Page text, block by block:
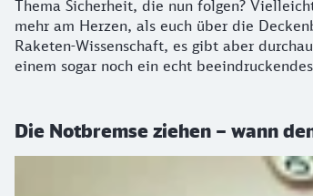
Thema Sicherheit, die nun folgen?
mehr am Herzen, als euch über die
Raketen-Wissenschaft, es gibt aber
einem sogar noch ein echt
Die Notbremse ziehen – wann